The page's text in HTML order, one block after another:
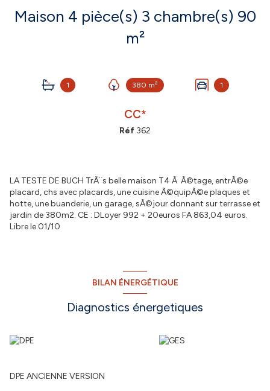
Maison 4 pièce(s) 3 chambre(s) 90
m²
1 380 m² 1
CC*
Réf 362
LA TESTE DE BUCH TrÃ¨s belle maison T4 Ã Ã©tage, entrÃ©e
placard, chs avec placards, une cuisine Ã©quipÃ©e plaques et
hotte, une buanderie, un garage, sÃ©jour donnant sur terrasse et
jardin de 380m2. CE : DLoyer 992 + 20euros FA 863,04 euros.
Libre le 01/10
BILAN ÉNERGÉTIQUE
Diagnostics énergetiques
DPE ANCIENNE VERSION